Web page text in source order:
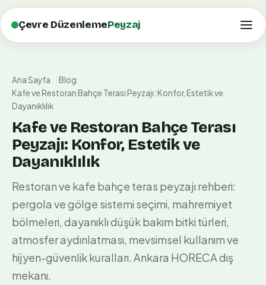
Çevre DüzenlemePeyzaj
Ana Sayfa
Blog
Kafe ve Restoran Bahçe Terası Peyzajı: Konfor, Estetik ve
Dayanıklılık
Kafe ve Restoran Bahçe Terası
Peyzajı: Konfor, Estetik ve
Dayanıklılık
Restoran ve kafe bahçe teras peyzajı rehberi:
pergola ve gölge sistemi seçimi, mahremiyet
bölmeleri, dayanıklı düşük bakım bitki türleri,
atmosfer aydınlatması, mevsimsel kullanım ve
hijyen-güvenlik kuralları. Ankara HORECA dış
mekanı.